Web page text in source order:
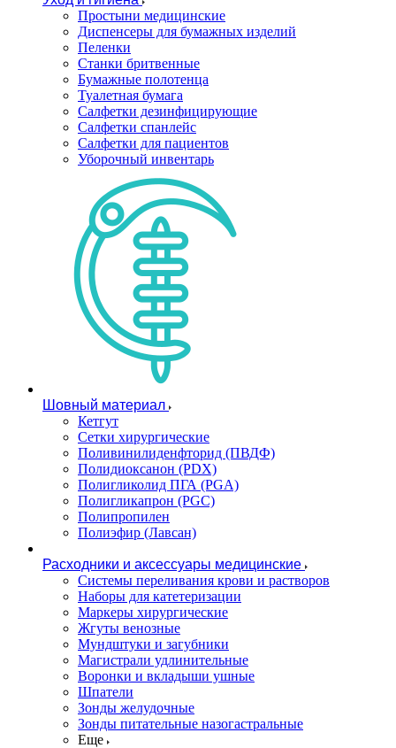
Простыни медицинские
Диспенсеры для бумажных изделий
Пеленки
Станки бритвенные
Бумажные полотенца
Туалетная бумага
Салфетки дезинфицирующие
Салфетки спанлейс
Салфетки для пациентов
Уборочный инвентарь
Шовный материал
Кетгут
Сетки хирургические
Поливинилиденфторид (ПВДФ)
Полидиоксанон (PDX)
Полигликолид ПГА (PGA)
Полигликапрон (PGC)
Полипропилен
Полиэфир (Лавсан)
Расходники и аксессуары медицинские
Системы переливания крови и растворов
Наборы для катетеризации
Маркеры хирургические
Жгуты венозные
Мундштуки и загубники
Магистрали удлинительные
Воронки и вкладыши ушные
Шпатели
Зонды желудочные
Зонды питательные назогастральные
Еще